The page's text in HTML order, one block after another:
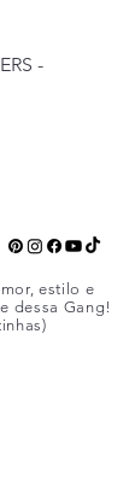
-
estilo e
dessa Gang!